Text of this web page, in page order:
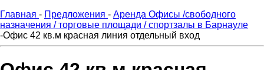
Главная - Предложения - Аренда Офисы /свободного
назначения / торговые площади / спортзалы в Барнауле
-Офис 42 кв.м красная линия отдельный вход